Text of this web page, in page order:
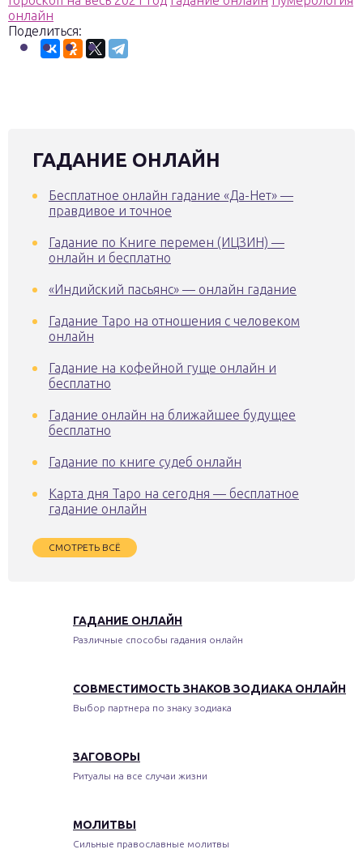
онлайн
Поделиться:
ГАДАНИЕ ОНЛАЙН
Бесплатное онлайн гадание «Да-Нет» —
правдивое и точное
Гадание по Книге перемен (ИЦЗИН) —
онлайн и бесплатно
«Индийский пасьянс» — онлайн гадание
Гадание Таро на отношения с человеком
онлайн
Гадание на кофейной гуще онлайн и
бесплатно
Гадание онлайн на ближайшее будущее
бесплатно
Гадание по книге судеб онлайн
Карта дня Таро на сегодня — бесплатное
гадание онлайн
СМОТРЕТЬ ВСЁ
ГАДАНИЕ ОНЛАЙН
Различные способы гадания онлайн
СОВМЕСТИМОСТЬ ЗНАКОВ ЗОДИАКА ОНЛАЙН
Выбор партнера по знаку зодиака
ЗАГОВОРЫ
Ритуалы на все случаи жизни
МОЛИТВЫ
Сильные православные молитвы